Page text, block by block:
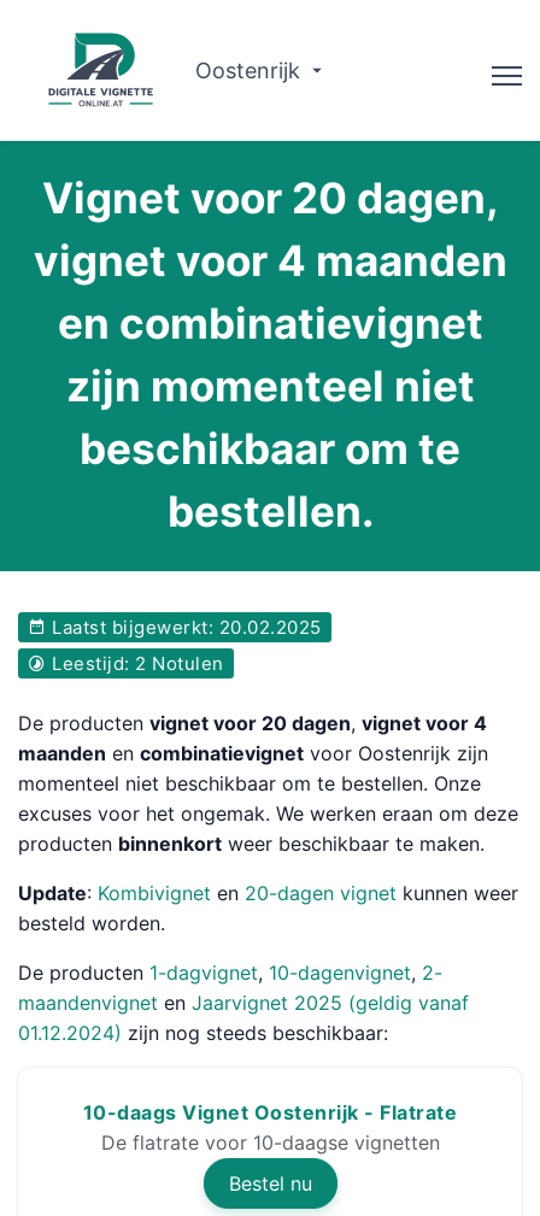
Oostenrijk
Routeplanner
Controleer de geldigheid
Over ons
Nederlands
Boek nu
Vignet voor 20 dagen,
vignet voor 4 maanden
en combinatievignet
zijn momenteel niet
beschikbaar om te
bestellen.
Laatst bijgewerkt: 20.02.2025
Leestijd: 2 Notulen
De producten vignet voor 20 dagen, vignet voor 4
maanden en combinatievignet voor Oostenrijk zijn
momenteel niet beschikbaar om te bestellen. Onze
excuses voor het ongemak. We werken eraan om deze
producten binnenkort weer beschikbaar te maken.
Update: Kombivignet en 20-dagen vignet kunnen weer
besteld worden.
De producten 1-dagvignet, 10-dagenvignet, 2-
maandenvignet en Jaarvignet 2025 (geldig vanaf
01.12.2024) zijn nog steeds beschikbaar:
10-daags Vignet Oostenrijk - Flatrate
De flatrate voor 10-daagse vignetten
Bestel nu